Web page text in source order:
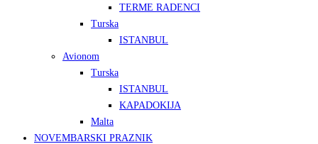
TERME RADENCI
Turska
ISTANBUL
Avionom
Turska
ISTANBUL
KAPADOKIJA
Malta
NOVEMBARSKI PRAZNIK